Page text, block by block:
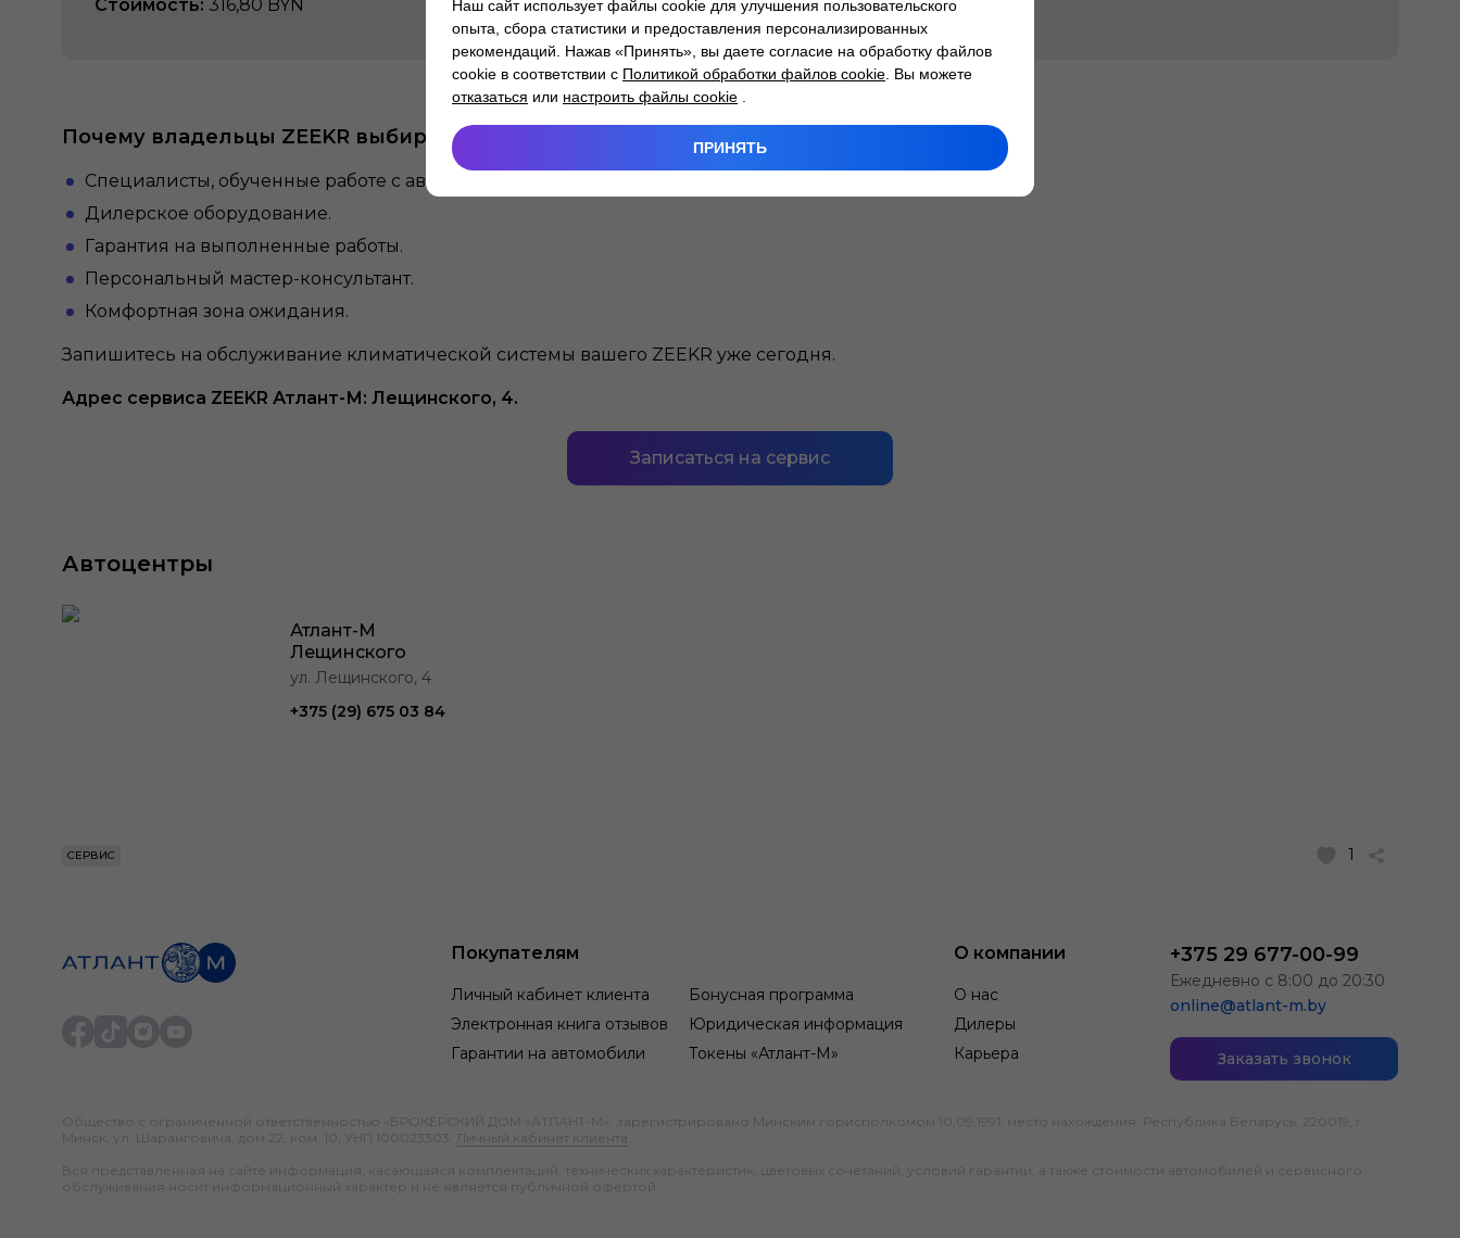
Стоимость: 316,80 BYN
Почему владельцы ZEEKR выбирают Атлант-М
Специалисты, обученные работе с автомобилями ZEEKR.
Дилерское оборудование.
Гарантия на выполненные работы.
Персональный мастер-консультант.
Комфортная зона ожидания.
Запишитесь на обслуживание климатической системы вашего ZEEKR уже сегодня.
Адрес сервиса ZEEKR Атлант-М: Лещинского, 4.
Записаться на сервис
Автоцентры
Атлант-М
Лещинского
ул. Лещинского, 4
+375 (29) 675 03 84
СЕРВИС 1
Покупателям
Личный кабинет клиента
Бонусная программа
Электронная книга отзывов
Юридическая информация
Гарантии на автомобили
Токены «Атлант-М»
О компании
О нас
Дилеры
Карьера
+375 29 677-00-99
Ежедневно с 8:00 до 20:30
online@atlant-m.by
Заказать звонок
Общество с ограниченной ответственностью «БРОКЕРСКИЙ ДОМ «АТЛАНТ-М», зарегистрировано Минским горисполкомом 10.09.1991; место нахождения: Республика Беларусь, 220019, г.
Минск, ул. Шаранговича, дом 22, ком. 10; УНП 100023303.
Личный кабинет клиента
Вся представленная на сайте информация, касающаяся комплектаций, технических характеристик, цветовых сочетаний, условий гарантии, а также стоимости автомобилей и сервисного
обслуживания носит информационный характер и не является публичной офертой.
Наш сайт использует файлы cookie для улучшения пользовательского
опыта, сбора статистики и предоставления персонализированных
рекомендаций. Нажав «Принять», вы даете согласие на обработку файлов
cookie в соответствии с Политикой обработки файлов cookie . Вы можете
отказаться или настроить файлы cookie
ПРИНЯТЬ